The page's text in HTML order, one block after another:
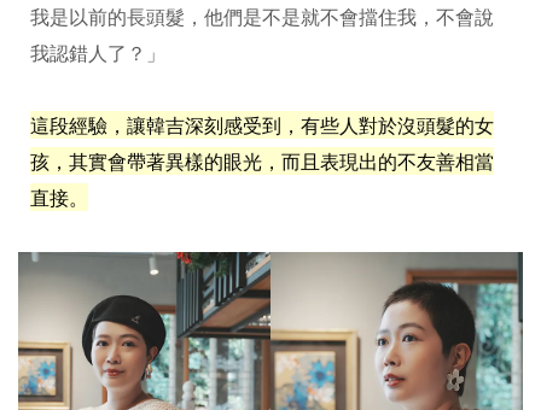
我是以前的長頭髮，他們是不是就不會擋住我，不會說
我認錯人了？」
這段經驗，讓韓吉深刻感受到，有些人對於沒頭髮的女
孩，其實會帶著異樣的眼光，而且表現出的不友善相當
直接。